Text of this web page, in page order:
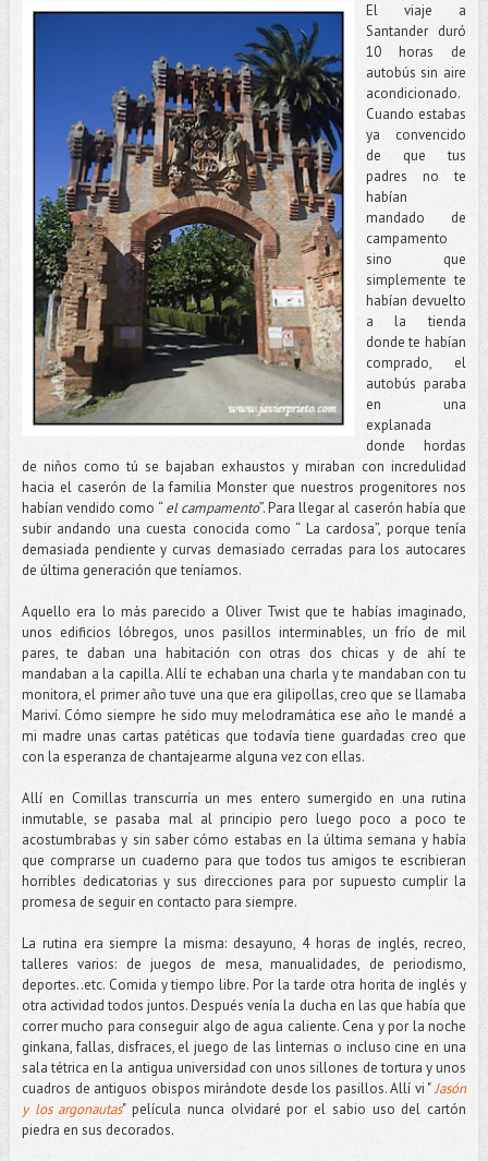
El viaje a
Santander duró
10 horas de
autobús sin aire
acondicionado.
Cuando estabas
ya convencido
de que tus
padres no te
habían
mandado de
campamento
sino que
simplemente te
habían devuelto
a la tienda
donde te habían
comprado, el
autobús paraba
en una
explanada
donde hordas
de niños como tú se bajaban exhaustos y miraban con incredulidad
hacia el caserón de la familia Monster que nuestros progenitores nos
habían vendido como “el campamento”. Para llegar al caserón había que
subir andando una cuesta conocida como “ La cardosa”, porque tenía
demasiada pendiente y curvas demasiado cerradas para los autocares
de última generación que teníamos.
Aquello era lo más parecido a Oliver Twist que te habías imaginado,
unos edificios lóbregos, unos pasillos interminables, un frío de mil
pares, te daban una habitación con otras dos chicas y de ahí te
mandaban a la capilla. Allí te echaban una charla y te mandaban con tu
monitora, el primer año tuve una que era gilipollas, creo que se llamaba
Mariví. Cómo siempre he sido muy melodramática ese año le mandé a
mi madre unas cartas patéticas que todavía tiene guardadas creo que
con la esperanza de chantajearme alguna vez con ellas.
Allí en Comillas transcurría un mes entero sumergido en una rutina
inmutable, se pasaba mal al principio pero luego poco a poco te
acostumbrabas y sin saber cómo estabas en la última semana y había
que comprarse un cuaderno para que todos tus amigos te escribieran
horribles dedicatorias y sus direcciones para por supuesto cumplir la
promesa de seguir en contacto para siempre.
La rutina era siempre la misma: desayuno, 4 horas de inglés, recreo,
talleres varios: de juegos de mesa, manualidades, de periodismo,
deportes..etc. Comida y tiempo libre. Por la tarde otra horita de inglés y
otra actividad todos juntos. Después venía la ducha en las que había que
correr mucho para conseguir algo de agua caliente. Cena y por la noche
ginkana, fallas, disfraces, el juego de las linternas o incluso cine en una
sala tétrica en la antigua universidad con unos sillones de tortura y unos
cuadros de antiguos obispos mirándote desde los pasillos. Allí vi "Jasón
y los argonautas" película nunca olvidaré por el sabio uso del cartón
piedra en sus decorados.